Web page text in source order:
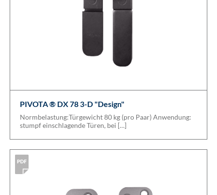
PIVOTA ® DX 78 3-D "Design"
Normbelastung:Türgewicht 80 kg (pro Paar) Anwendung:
stumpf einschlagende Türen, bei […]